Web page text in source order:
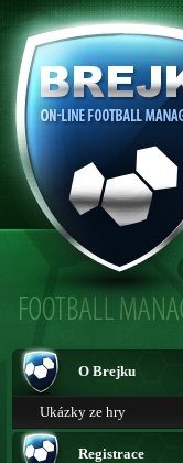
O Brejku
Ukázky ze hry
Registrace